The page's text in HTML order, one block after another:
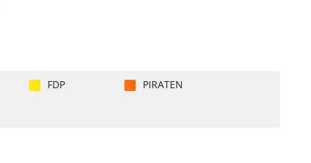
FDP PIRATEN